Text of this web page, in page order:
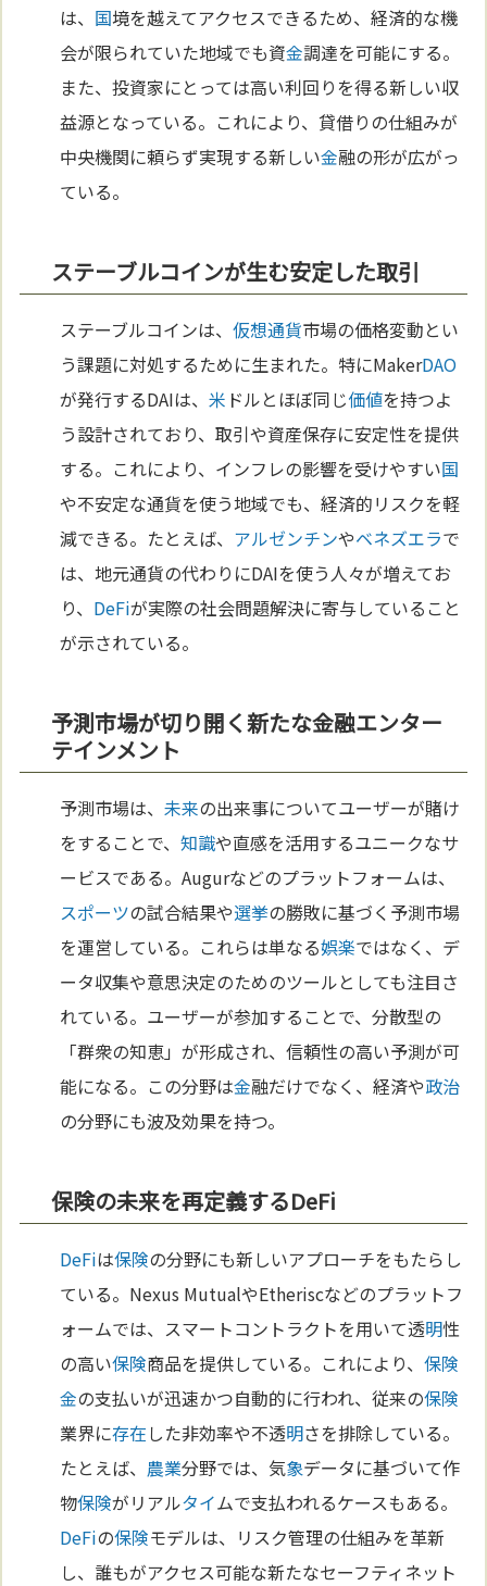
は、 国境を越えてアクセスできるため、経済的な機
会が限られていた地域でも資金調達を可能にする。
また、投資家にとっては高い利回りを得る新しい収
益源となっている。これにより、貸借りの仕組みが
中央機関に頼らず実現する新しい金融の形が広がっ
ている。
ステーブルコインが生む安定した取引
ステーブルコインは、仮想通貨市場の価格変動とい
う課題に対処するために生まれた。特にMakerDAO
が発行するDAIは、米 ドルとほぼ同じ価値を持つよ
う設計されており、取引や資産保存に安定性を提供
する。これにより、インフレの影響を受けやすい国
や不安定な通貨を使う地域でも、経済的リスクを軽
減できる。たとえば、 アルゼンチンやベネズエラで
は、地元通貨の代わりにDAIを使う人々が増えてお
り、 DeFiが実際の社会問題解決に寄与していること
が示されている。
予測市場が切り開く新たな金融エンター
テインメント
予測市場は、未来の出来事についてユーザーが賭け
をすることで、知識や直感を活用するユニークなサ
ービスである。Augurなどのプラットフォームは、
スポーツの試合結果や選挙の勝敗に基づく予測市場
を運営している。これらは単なる娯楽ではなく、デ
ータ収集や意思決定のためのツールとしても注目さ
れている。ユーザーが参加することで、分散型の
「群衆の知恵」が形成され、信頼性の高い予測が可
能になる。この分野は金融だけでなく、経済や政治
の分野にも波及効果を持つ。
保険の未来を再定義するDeFi
DeFiは保険の分野にも新しいアプローチをもたらし
ている。Nexus MutualやEtheriscなどのプラットフ
ォームでは、スマートコントラクトを用いて透明性
の高い保険商品を提供している。これにより、保険
金の支払いが迅速かつ自動的に行われ、従来の保険
業界に存在した非効率や不透明さを排除している。
たとえば、 農業分野では、気象データに基づいて作
物保険がリアルタイムで支払われるケースもある。
DeFiの保険モデルは、リスク管理の仕組みを革新
し、誰もがアクセス可能な新たなセーフティネット